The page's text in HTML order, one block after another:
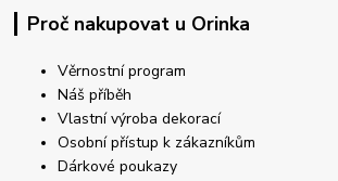
Proč nakupovat u Orinka
Věrnostní program
Náš příběh
Vlastní výroba dekorací
Osobní přístup k zákazníkům
Dárkové poukazy